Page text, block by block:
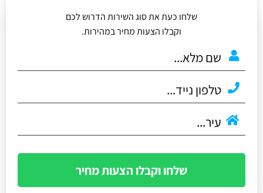
שלחו כעת את סוג השירות הדרוש לכם
וקבלו הצעות מחיר במהירות.
שלחו וקבלו הצעות מחיר